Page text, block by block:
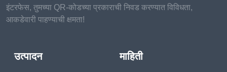
इंटरफेस, तुमच्या QR-कोडच्या प्रकाराची निवड करण्यात विविधता,
आकडेवारी पाहण्याची क्षमता!
उत्पादन माहिती